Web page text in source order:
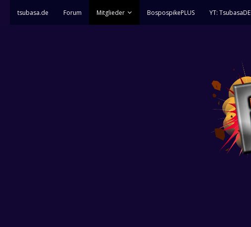
tsubasa.de Forum Mitglieder BospospikePLUS YT: TsubasaDE